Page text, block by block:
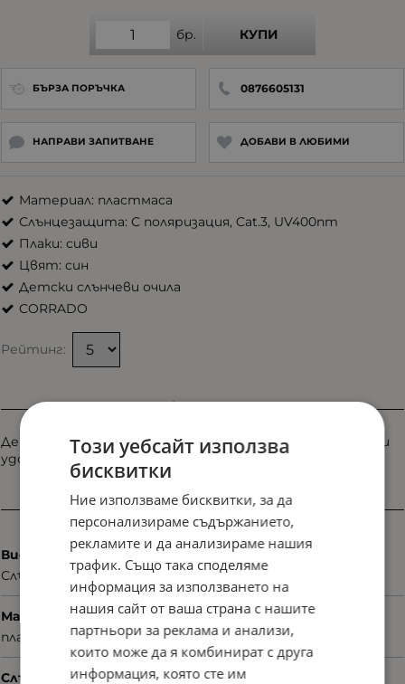
бр. КУПИ
БЪРЗА ПОРЪЧКА 0876605131
НАПРАВИ ЗАПИТВАНЕ ДОБАВИ В ЛЮБИМИ
Материал: пластмаса
Слънцезащита: С поляризация, Cat.3, UV400nm
Плаки: сиви
Цвят: син
Детски слънчеви очила
CORRADO
Рейтинг:
Информация
Детски слънчеви очила Corrado S-8332 със свеж дизайн и
удобна конструкция. Създадени за активен ден навън.
Характеристики
Вид
Слънчеви
Материал
пластмаса
Слънцезащита
Този уебсайт използва
бисквитки
Ние използваме бисквитки, за да
персонализираме съдържанието,
рекламите и да анализираме нашия
трафик. Също така споделяме
информация за използването на
нашия сайт от ваша страна с нашите
партньори за реклама и анализи,
които може да я комбинират с друга
информация, която сте им